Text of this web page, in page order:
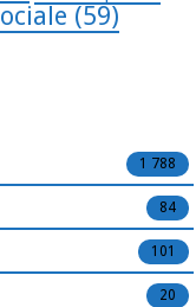
(59)
1 788
84
101
20